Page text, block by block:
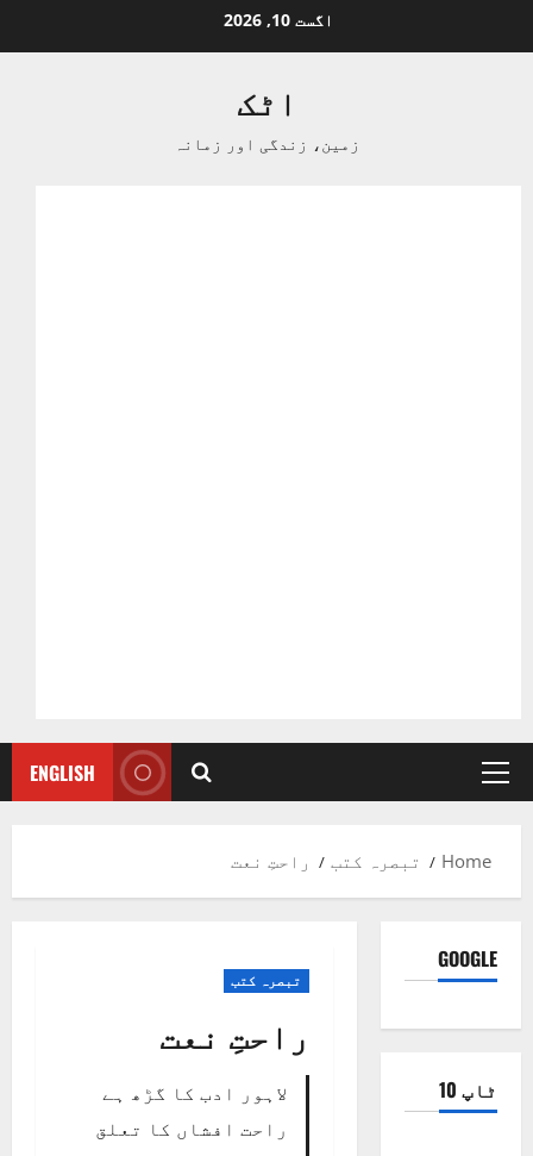
to
اگست 10, 2026
اٹک
زمین، زندگی اور زمانہ
Primary
ENGLISH
Home تبصرہ کتب راحتِ نعت
تبصرہ کتب
راحتِ نعت
لاہور ادب کا گڑھ ہے
راحت افشاں کا تعلق
GOOGLE
ٹاپ 10